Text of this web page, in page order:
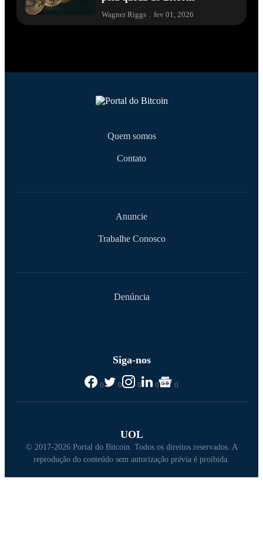
Wagner Riggs fev 01, 2026
Quem somos
Contato
Anuncie
Trabalhe Conosco
Denúncia
Siga-nos
0 0 0 0 0
UOL
© 2017-2026 Portal do Bitcoin. Todos os direitos reservados. A
reprodução do conteúdo sem autorização prévia é proibida.